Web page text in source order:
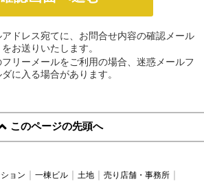
ドレス宛てに、お問合せ内容の確認メール
をお送りいたします。
リーメールをご利用の場合、迷惑メールフ
ダに入る場合があります。
このページの先頭へ
ョン 一棟ビル 土地
売り店舗・事務所